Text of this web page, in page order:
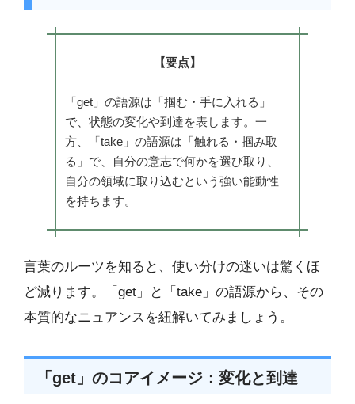
【要点】
「get」の語源は「掴む・手に入れる」
で、状態の変化や到達を表します。一
方、「take」の語源は「触れる・掴み取
る」で、自分の意志で何かを選び取り、
自分の領域に取り込むという強い能動性
を持ちます。
言葉のルーツを知ると、使い分けの迷いは驚くほ
ど減ります。「get」と「take」の語源から、その
本質的なニュアンスを紐解いてみましょう。
「get」のコアイメージ：変化と到達